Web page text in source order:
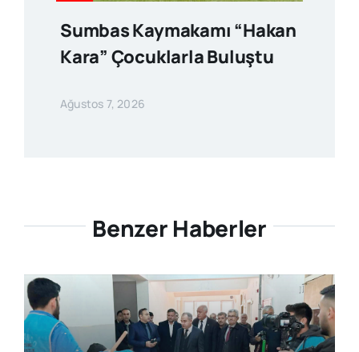
Sumbas Kaymakamı “Hakan
Kara” Çocuklarla Buluştu
Ağustos 7, 2026
Benzer Haberler